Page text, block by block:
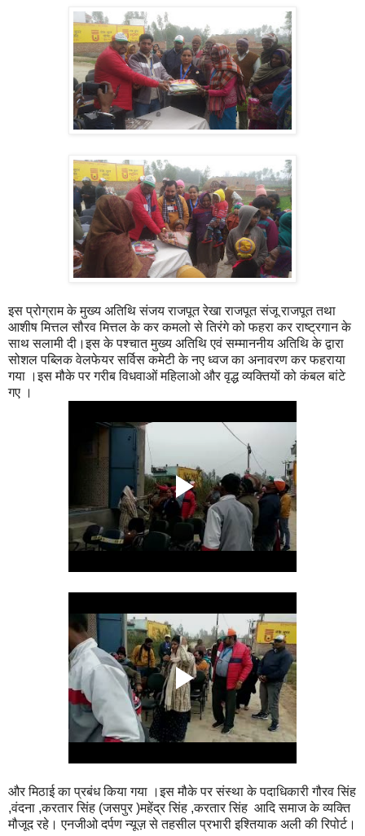
इस प्रोग्राम के मुख्य अतिथि संजय राजपूत रेखा राजपूत संजू राजपूत तथा
आशीष मित्तल सौरव मित्तल के कर कमलो से तिरंगे को फहरा कर राष्ट्रगान के
साथ सलामी दी।इस के पश्चात मुख्य अतिथि एवं सम्माननीय अतिथि के द्वारा
सोशल पब्लिक वेलफेयर सर्विस कमेटी के नए ध्वज का अनावरण कर फहराया
गया ।इस मौके पर गरीब विधवाओं महिलाओ और वृद्ध व्यक्तियों को कंबल बांटे
गए ।
और मिठाई का प्रबंध किया गया ।इस मौके पर संस्था के पदाधिकारी गौरव सिंह
,वंदना ,करतार सिंह (जसपुर )महेंद्र सिंह ,करतार सिंह आदि समाज के व्यक्ति
मौजूद रहे। एनजीओ दर्पण न्यूज़ से तहसील प्रभारी इश्तियाक अली की रिपोर्ट।